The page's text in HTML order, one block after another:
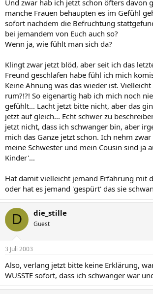
Und zwar hab ich jetzt schon öfters davon
manche Frauen behaupten es im Gefühl
sofort nachdem die Befruchtung
bei jemandem von Euch auch so?
Wenn ja, wie fühlt man sich da?
Klingt zwar jetzt blöd, aber seit ich das
Freund geschlafen habe fühl ich mich
Keine Ahnung was das wieder ist.
rum?!?! So eigenartig hab ich mich noch
gefühlt... Lacht jetzt bitte nicht, aber das
jetzt auf gleich... Echt schwer zu
jetzt nicht, dass ich schwanger bin, aber
mich das Ganze jetzt schon. Ich nehm
meine Schwester und mein Cousin sind ja
Kinder'...
Hat damit vielleicht jemand Erfahrung mit
oder hat es jemand 'gespürt' das sie
D die_stille
Guest
3 Juli 2003
Also, verlang jetzt bitte keine Erklärung,
WUSSTE sofort, dass ich schwanger war